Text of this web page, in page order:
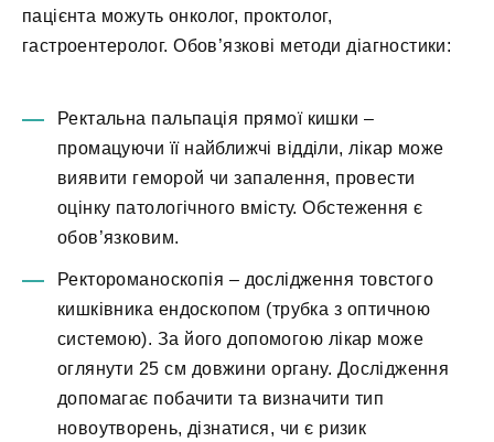
пацієнта можуть онколог, проктолог,
гастроентеролог. Обов’язкові методи діагностики:
Ректальна пальпація прямої кишки –
промацуючи її найближчі відділи, лікар може
виявити геморой чи запалення, провести
оцінку патологічного вмісту. Обстеження є
обов’язковим.
Ректороманоскопія – дослідження товстого
кишківника ендоскопом (трубка з оптичною
системою). За його допомогою лікар може
оглянути 25 см довжини органу. Дослідження
допомагає побачити та визначити тип
новоутворень, дізнатися, чи є ризик